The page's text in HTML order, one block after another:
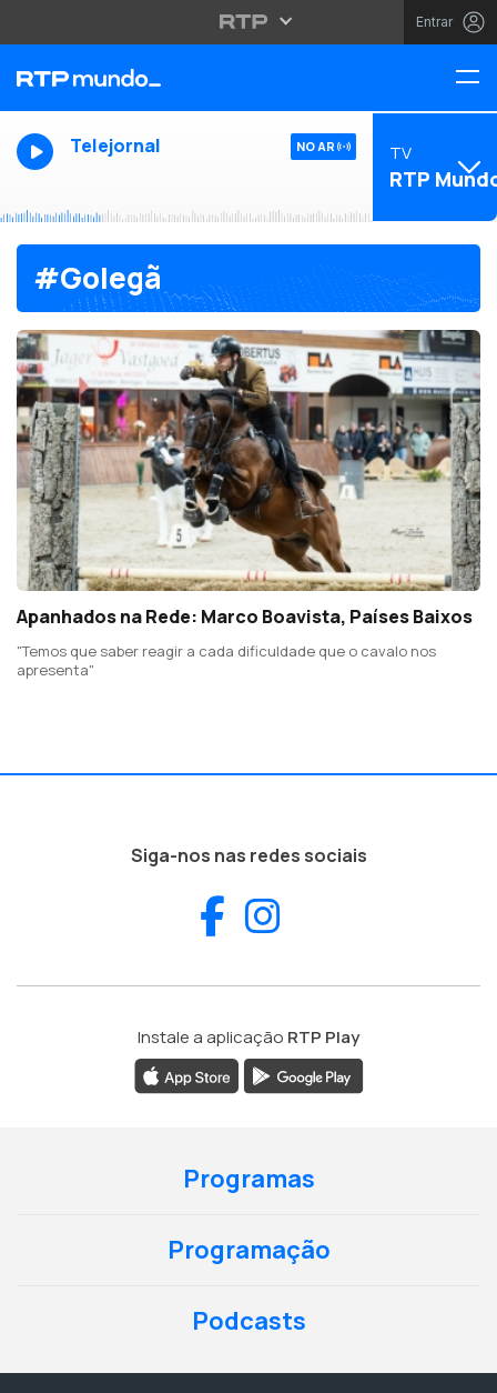
Entrar
Telejornal NO AR TV
RTP
#Golegã
Apanhados na Rede: Marco Boavista, Países Baixos
"Temos que saber reagir a cada dificuldade que o cavalo nos
apresenta"
Siga-nos nas redes sociais
Facebook
Instale a aplicação RTP Play
Programas
Programação
Podcasts